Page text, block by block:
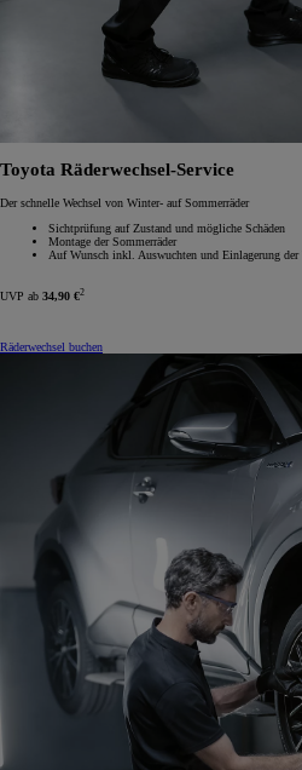
Toyota Räderwechsel-Service
Der schnelle Wechsel von Winter- auf Sommerräder
Sichtprüfung auf Zustand und mögliche Schäden
Montage der Sommerräder
Auf Wunsch inkl. Auswuchten und Einlagerung
UVP ab 34,90 €2
Räderwechsel buchen